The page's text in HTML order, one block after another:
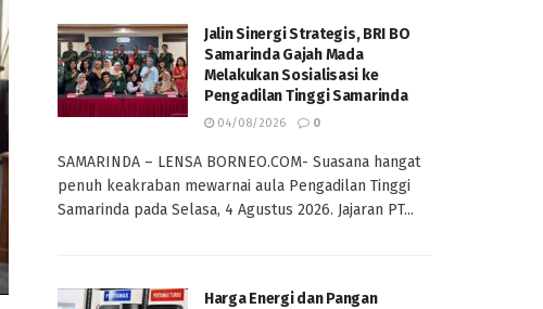
Jalin Sinergi Strategis, BRI BO
Samarinda Gajah Mada
Melakukan Sosialisasi ke
Pengadilan Tinggi Samarinda
04/08/2026 0
SAMARINDA – LENSA BORNEO.COM- Suasana hangat
penuh keakraban mewarnai aula Pengadilan Tinggi
Samarinda pada Selasa, 4 Agustus 2026. Jajaran PT...
Harga Energi dan Pangan